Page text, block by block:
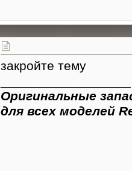
закройте тему
Оригинальные
для всех моделей